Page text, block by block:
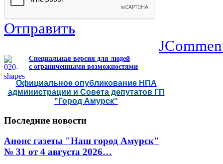
Отправить
Специальная версия для людей
с ограниченными возможностями
Официальное опубликование НПА
администрации и Совета депутатов ГП
"Город Амурск"
Последние новости
Анонс газеты "Наш город Амурск"
№ 31 от 4 августа 2026…